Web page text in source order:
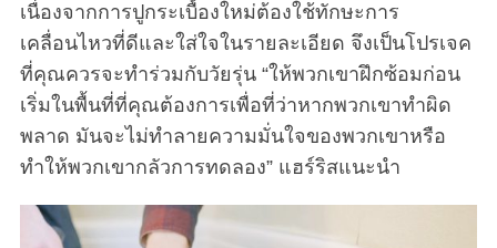
เนื่องจากการปูกระเบื้องใหม่ต้องใช้ทักษะการ
เคลื่อนไหวที่ดีและใส่ใจในรายละเอียด จึงเป็นโปรเจค
ที่คุณควรจะทำร่วมกับวัยรุ่น “ให้พวกเขาฝึกซ้อมก่อน
เริ่มในพื้นที่ที่คุณต้องการเพื่อที่ว่าหากพวกเขาทำผิด
พลาด มันจะไม่ทำลายความมั่นใจของพวกเขาหรือ
ทำให้พวกเขากลัวการทดลอง” แฮร์ริสแนะนำ